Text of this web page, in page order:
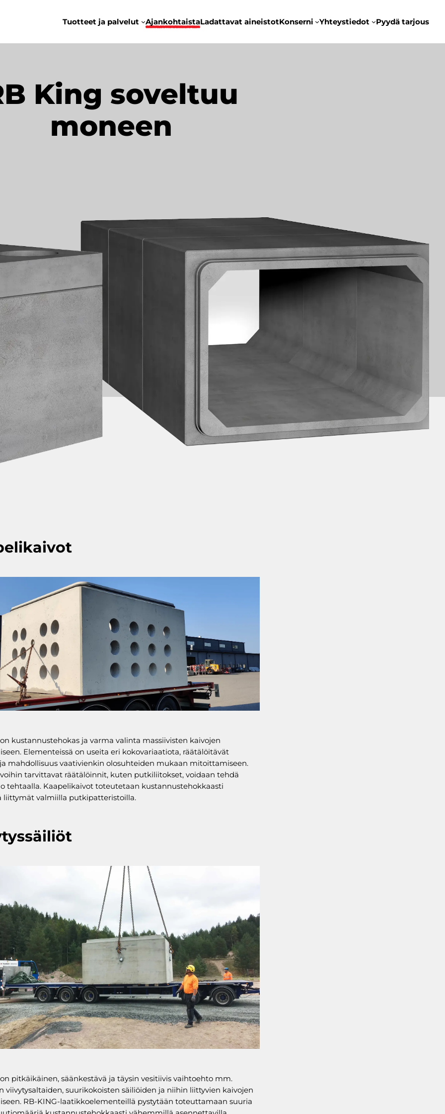
Tuotteet ja palvelut AjankohtaistaLadattavat aineistotKonserni Yhteystiedot Pyydä tarjous
King soveltuu
moneen
kustannustehokas ja varma valinta massiivisten kaivojen
Elementeissä on useita eri kokovariaatiota, räätälöitävät
mahdollisuus vaativienkin olosuhteiden mukaan mitoittamiseen.
tarvittavat räätälöinnit, kuten putkiliitokset, voidaan tehdä
tehtaalla. Kaapelikaivot toteutetaan kustannustehokkaasti
liittymät valmiilla putkipatteristoilla.
pitkäikäinen, säänkestävä ja täysin vesitiivis vaihtoehto mm.
viivytysaltaiden, suurikokoisten säiliöiden ja niihin liittyvien kaivojen
RB-KING-laatikkoelementeillä pystytään toteuttamaan suuria